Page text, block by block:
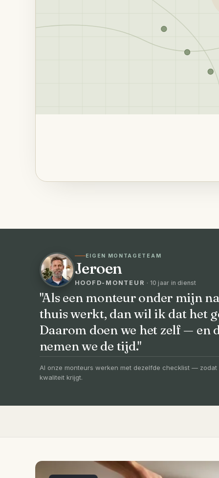
EIGEN MONTAGETEAM
Jeroen
HOOFD-MONTEUR · 10 jaar in dienst
"Als een monteur onder mijn
thuis werkt, dan wil ik dat het
Daarom doen we het zelf — en
nemen we de tijd."
Al onze monteurs werken met dezelfde checklist —
kwaliteit krijgt.
VOORHEEN → NA
Uw badkamer,
vernieuwd in